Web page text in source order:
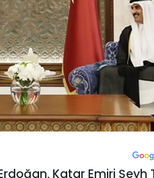
Katar Emiri Şeyh